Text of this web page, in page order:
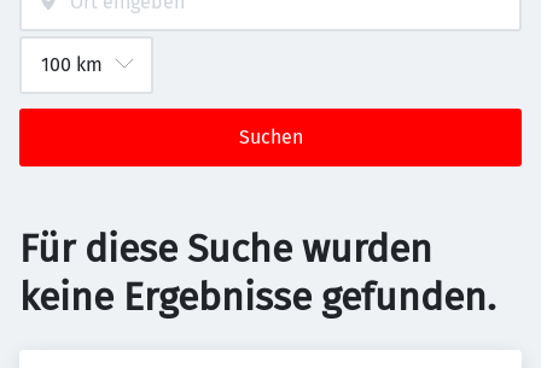
Suchen
Für diese Suche wurden
keine Ergebnisse gefunden.